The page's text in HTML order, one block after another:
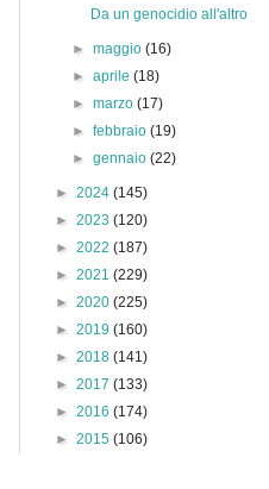
Da un genocidio all'altro
►maggio(16)
►aprile(18)
►marzo(17)
►febbraio(19)
►gennaio(22)
► 2024 (145)
► 2023 (120)
► 2022 (187)
► 2021 (229)
► 2020 (225)
► 2019 (160)
► 2018 (141)
► 2017 (133)
► 2016 (174)
► 2015 (106)